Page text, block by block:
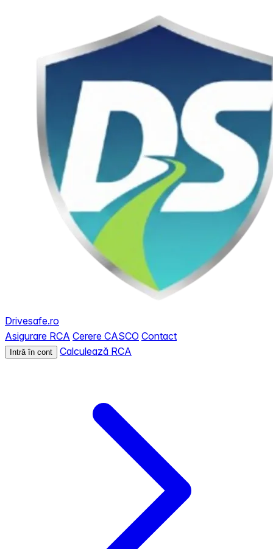
Drivesafe.ro
Asigurare RCA Cerere CASCO Contact
Intră în cont Calculează RCA